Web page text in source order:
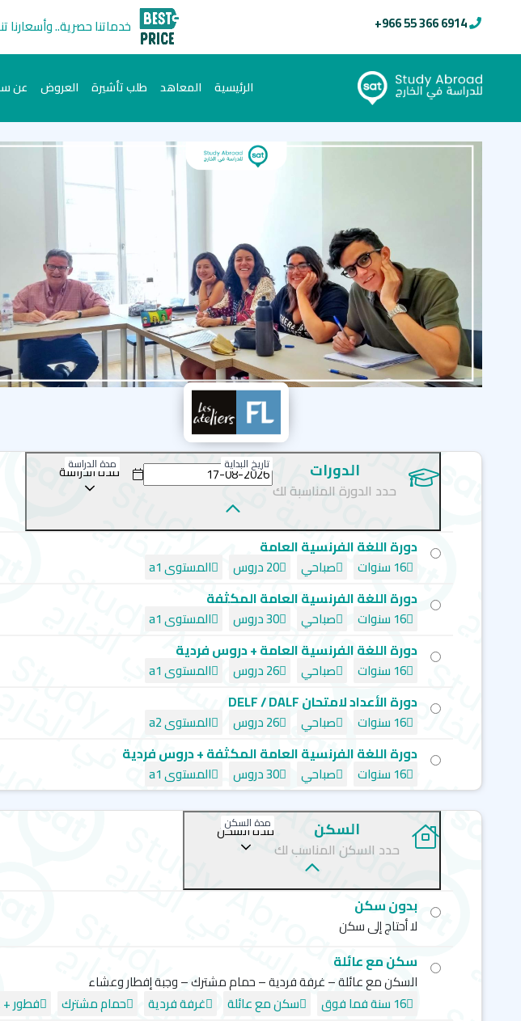
+966 55 366 6914 خدماتنا حصرية..
الرئيسية(current) المعاهد طلب تأشيرة العروض عن
الدورات
حدد الدورة المناسبة لك
تاريخ البداية مدة الدراسة
مدة الدراسة
دورة اللغة الفرنسية العامة
16 سنوات صباحي 20 دروس المستوى a1
دورة اللغة الفرنسية العامة المكثفة
16 سنوات صباحي 30 دروس المستوى a1
دورة اللغة الفرنسية العامة + دروس فردية
16 سنوات صباحي 26 دروس المستوى a1
دورة الأعداد لامتحان DELF / DALF
16 سنوات صباحي 26 دروس المستوى a2
دورة اللغة الفرنسية العامة المكثفة + دروس فردية
16 سنوات صباحي 30 دروس المستوى a1
السكن
حدد السكن المناسب لك
مدة السكن
مدة السكن
بدون سكن
لا أحتاج إلى سكن
سكن مع عائلة
السكن مع عائلة – غرفة فردية – حمام مشترك – وجبة إفطار وعشاء
16 سنة فما فوق
سكن مع عائلة غرفة فردية حمام مشترك فطور